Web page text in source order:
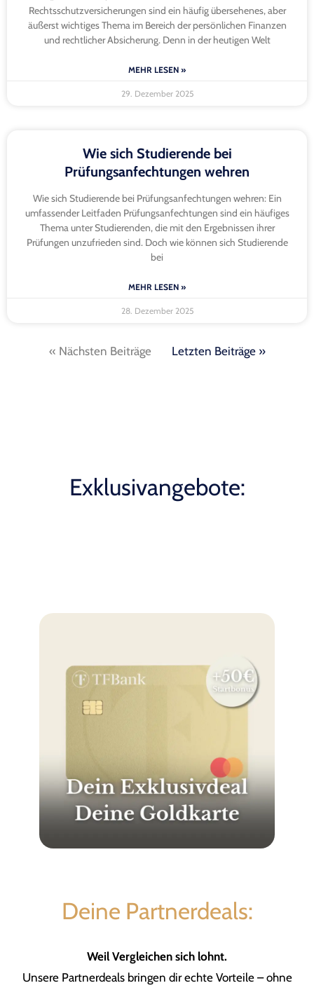
Rechtsschutzversicherungen sind ein häufig übersehenes, aber
äußerst wichtiges Thema im Bereich der persönlichen Finanzen
und rechtlicher Absicherung. Denn in der heutigen Welt
MEHR LESEN »
29. Dezember 2025
Wie sich Studierende bei
Prüfungsanfechtungen wehren
Wie sich Studierende bei Prüfungsanfechtungen wehren: Ein
umfassender Leitfaden Prüfungsanfechtungen sind ein häufiges
Thema unter Studierenden, die mit den Ergebnissen ihrer
Prüfungen unzufrieden sind. Doch wie können sich Studierende
bei
MEHR LESEN »
28. Dezember 2025
« Nächsten Beiträge Letzten Beiträge »
Exklusivangebote:
Deine Partnerdeals:
Weil Vergleichen sich lohnt.
Unsere Partnerdeals bringen dir echte Vorteile – ohne